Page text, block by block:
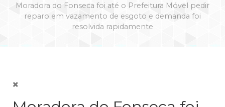
Moradora do Fonseca foi até o Prefeitura Móvel pedir
reparo em vazamento de esgoto e demanda foi
resolvida rapidamente